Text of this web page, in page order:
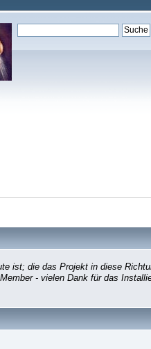
ist; die das Projekt in diese
- vielen Dank für das